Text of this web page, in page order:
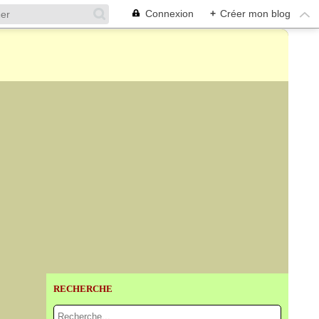
Connexion + Créer mon blog
RECHERCHE